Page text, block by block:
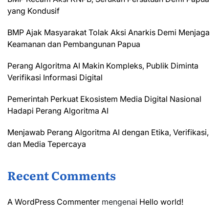
yang Kondusif
BMP Ajak Masyarakat Tolak Aksi Anarkis Demi Menjaga
Keamanan dan Pembangunan Papua
Perang Algoritma AI Makin Kompleks, Publik Diminta
Verifikasi Informasi Digital
Pemerintah Perkuat Ekosistem Media Digital Nasional
Hadapi Perang Algoritma AI
Menjawab Perang Algoritma AI dengan Etika, Verifikasi,
dan Media Tepercaya
Recent Comments
A WordPress Commenter mengenai Hello world!